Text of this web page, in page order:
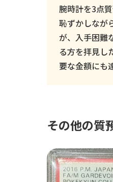
腕時計を3点
恥ずかしなが
が、入手困難
る方を拝見し
要な金額にも
その他の質